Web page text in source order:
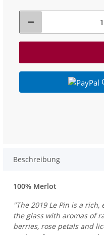
Beschreibung
100% Merlot
"The 2019 Le Pin is a
the glass with aromas of
berries, rose petals and